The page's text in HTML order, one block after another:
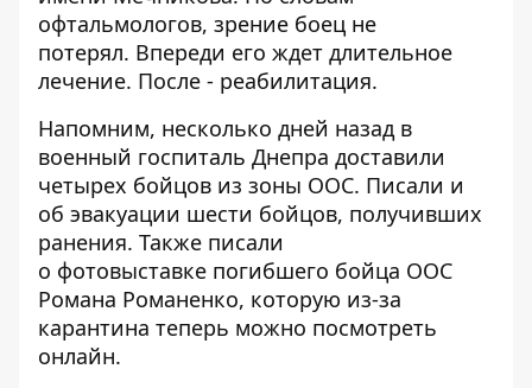
офтальмологов, зрение боец не
потерял. Впереди его ждет длительное
лечение. После - реабилитация.
Напомним, несколько дней назад в
военный госпиталь Днепра доставили
четырех бойцов из зоны ООС. Писали и
об эвакуации шести бойцов, получивших
ранения. Также писали
о фотовыставке погибшего бойца ООС
Романа Романенко, которую из-за
карантина теперь можно посмотреть
онлайн.